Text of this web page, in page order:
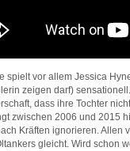
spielt vor allem Jessica
zeigen darf)
dass ihre Tochter
zwischen 2006 und 2015
Kräften ignorieren. Allen
gleicht. Wird schon